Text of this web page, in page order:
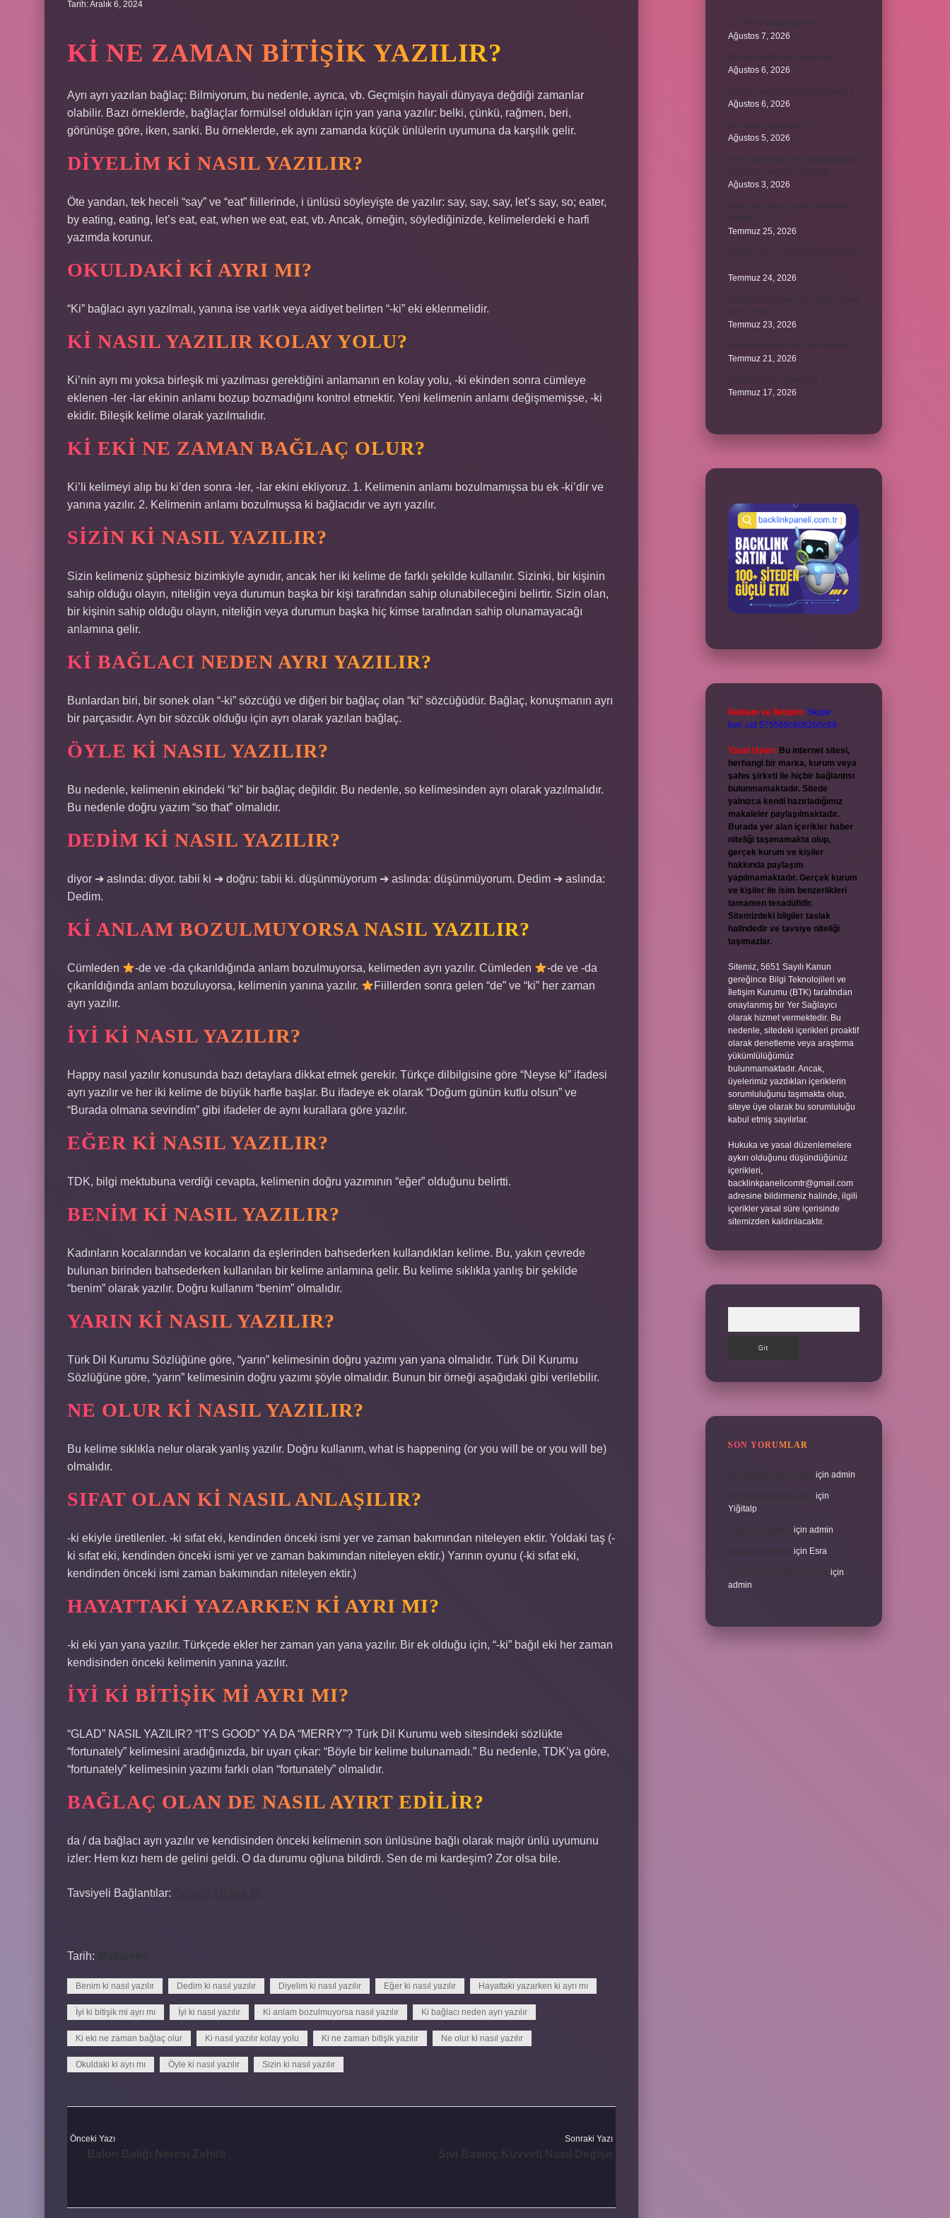
Tarih: Aralık 6, 2024
KI NE ZAMAN BITIŞIK YAZILIR?
Ayrı ayrı yazılan bağlaç: Bilmiyorum, bu nedenle, ayrıca, vb. Geçmişin hayali dünyaya değdiği zamanlar
olabilir. Bazı örneklerde, bağlaçlar formülsel oldukları için yan yana yazılır: belki, çünkü, rağmen, beri,
görünüşe göre, iken, sanki. Bu örneklerde, ek aynı zamanda küçük ünlülerin uyumuna da karşılık gelir.
DIYELIM KI NASIL YAZILIR?
Öte yandan, tek heceli “say” ve “eat” fiillerinde, i ünlüsü söyleyişte de yazılır: say, say, say, let’s say, so; eater,
by eating, eating, let’s eat, eat, when we eat, eat, vb. Ancak, örneğin, söylediğinizde, kelimelerdeki e harfi
yazımda korunur.
OKULDAKI KI AYRI MI?
“Ki” bağlacı ayrı yazılmalı, yanına ise varlık veya aidiyet belirten “-ki” eki eklenmelidir.
KI NASIL YAZILIR KOLAY YOLU?
Ki’nin ayrı mı yoksa birleşik mi yazılması gerektiğini anlamanın en kolay yolu, -ki ekinden sonra cümleye
eklenen -ler -lar ekinin anlamı bozup bozmadığını kontrol etmektir. Yeni kelimenin anlamı değişmemişse, -ki
ekidir. Bileşik kelime olarak yazılmalıdır.
KI EKI NE ZAMAN BAĞLAÇ OLUR?
Ki’li kelimeyi alıp bu ki’den sonra -ler, -lar ekini ekliyoruz. 1. Kelimenin anlamı bozulmamışsa bu ek -ki’dir ve
yanına yazılır. 2. Kelimenin anlamı bozulmuşsa ki bağlacıdır ve ayrı yazılır.
SIZIN KI NASIL YAZILIR?
Sizin kelimeniz şüphesiz bizimkiyle aynıdır, ancak her iki kelime de farklı şekilde kullanılır. Sizinki, bir kişinin
sahip olduğu olayın, niteliğin veya durumun başka bir kişi tarafından sahip olunabileceğini belirtir. Sizin olan,
bir kişinin sahip olduğu olayın, niteliğin veya durumun başka hiç kimse tarafından sahip olunamayacağı
anlamına gelir.
KI BAĞLACI NEDEN AYRI YAZILIR?
Bunlardan biri, bir sonek olan “-ki” sözcüğü ve diğeri bir bağlaç olan “ki” sözcüğüdür. Bağlaç, konuşmanın ayrı
bir parçasıdır. Ayrı bir sözcük olduğu için ayrı olarak yazılan bağlaç.
ÖYLE KI NASIL YAZILIR?
Bu nedenle, kelimenin ekindeki “ki” bir bağlaç değildir. Bu nedenle, so kelimesinden ayrı olarak yazılmalıdır.
Bu nedenle doğru yazım “so that” olmalıdır.
DEDIM KI NASIL YAZILIR?
diyor ➔ aslında: diyor. tabii ki ➔ doğru: tabii ki. düşünmüyorum ➔ aslında: düşünmüyorum. Dedim ➔ aslında:
Dedim.
KI ANLAM BOZULMUYORSA NASIL YAZILIR?
Cümleden -de ve -da çıkarıldığında anlam bozulmuyorsa, kelimeden ayrı yazılır. Cümleden
-de ve -da
çıkarıldığında anlam bozuluyorsa, kelimenin yanına yazılır.
Fiillerden sonra gelen “de” ve “ki” her zaman
ayrı yazılır.
İYI KI NASIL YAZILIR?
Happy nasıl yazılır konusunda bazı detaylara dikkat etmek gerekir. Türkçe dilbilgisine göre “Neyse ki” ifadesi
ayrı yazılır ve her iki kelime de büyük harfle başlar. Bu ifadeye ek olarak “Doğum günün kutlu olsun” ve
“Burada olmana sevindim” gibi ifadeler de aynı kurallara göre yazılır.
EĞER KI NASIL YAZILIR?
TDK, bilgi mektubuna verdiği cevapta, kelimenin doğru yazımının “eğer” olduğunu belirtti.
BENIM KI NASIL YAZILIR?
Kadınların kocalarından ve kocaların da eşlerinden bahsederken kullandıkları kelime. Bu, yakın çevrede
bulunan birinden bahsederken kullanılan bir kelime anlamına gelir. Bu kelime sıklıkla yanlış bir şekilde
“benim” olarak yazılır. Doğru kullanım “benim” olmalıdır.
YARIN KI NASIL YAZILIR?
Türk Dil Kurumu Sözlüğüne göre, “yarın” kelimesinin doğru yazımı yan yana olmalıdır. Türk Dil Kurumu
Sözlüğüne göre, “yarın” kelimesinin doğru yazımı şöyle olmalıdır. Bunun bir örneği aşağıdaki gibi verilebilir.
NE OLUR KI NASIL YAZILIR?
Bu kelime sıklıkla nelur olarak yanlış yazılır. Doğru kullanım, what is happening (or you will be or you will be)
olmalıdır.
SIFAT OLAN KI NASIL ANLAŞILIR?
-ki ekiyle üretilenler. -ki sıfat eki, kendinden önceki ismi yer ve zaman bakımından niteleyen ektir. Yoldaki taş (-
ki sıfat eki, kendinden önceki ismi yer ve zaman bakımından niteleyen ektir.) Yarının oyunu (-ki sıfat eki,
kendinden önceki ismi zaman bakımından niteleyen ektir.)
HAYATTAKI YAZARKEN KI AYRI MI?
-ki eki yan yana yazılır. Türkçede ekler her zaman yan yana yazılır. Bir ek olduğu için, “-ki” bağıl eki her zaman
kendisinden önceki kelimenin yanına yazılır.
İYI KI BITIŞIK MI AYRI MI?
“GLAD” NASIL YAZILIR? “IT’S GOOD” YA DA “MERRY”? Türk Dil Kurumu web sitesindeki sözlükte
“fortunately” kelimesini aradığınızda, bir uyarı çıkar: “Böyle bir kelime bulunamadı.” Bu nedenle, TDK’ya göre,
“fortunately” kelimesinin yazımı farklı olan “fortunately” olmalıdır.
BAĞLAÇ OLAN DE NASIL AYIRT EDILIR?
da / da bağlacı ayrı yazılır ve kendisinden önceki kelimenin son ünlüsüne bağlı olarak majör ünlü uyumunu
izler: Hem kızı hem de gelini geldi. O da durumu oğluna bildirdi. Sen de mi kardeşim? Zor olsa bile.
Tavsiyeli Bağlantılar: Cebeci Türkçe Mi
Tarih: Makaleler
Benim ki nasıl yazılır Dedim ki nasıl yazılır Diyelim ki nasıl yazılır Eğer ki nasıl yazılır Hayattaki yazarken ki ayrı mı
İyi ki bitişik mi ayrı mı İyi ki nasıl yazılır Ki anlam bozulmuyorsa nasıl yazılır Ki bağlacı neden ayrı yazılır
Ki eki ne zaman bağlaç olur Ki nasıl yazılır kolay yolu Ki ne zaman bitişik yazılır Ne olur ki nasıl yazılır
Okuldaki ki ayrı mı Öyle ki nasıl yazılır Sizin ki nasıl yazılır
Önceki Yazı Sonraki Yazı
LG TV AV sıfırlama nedir ?
Ağustos 7, 2026
Dizde lif yırtılması nasıl olur ?
Ağustos 6, 2026
Kumru yuvayı kaç günde yapar ?
Ağustos 6, 2026
Ağustos 5, 2026
Ağustos 3, 2026
Temmuz 25, 2026
Temmuz 24, 2026
Temmuz 23, 2026
Temmuz 21, 2026
Temmuz 17, 2026
Reklam ve İletişim: Skype:
live:.cid.575569c608265c69
Yasal Uyarı: Bu internet sitesi,
herhangi bir marka, kurum veya
şahıs şirketi ile hiçbir bağlantısı
bulunmamaktadır. Sitede
yalnızca kendi hazırladığımız
makaleler paylaşılmaktadır.
Burada yer alan içerikler haber
niteliği taşımamakta olup,
gerçek kurum ve kişiler
hakkında paylaşım
yapılmamaktadır. Gerçek kurum
ve kişiler ile isim benzerlikleri
tamamen tesadüfidir.
Sitemizdeki bilgiler taslak
halindedir ve tavsiye niteliği
taşımazlar.
Sitemiz, 5651 Sayılı Kanun
gereğince Bilgi Teknolojileri ve
İletişim Kurumu (BTK) tarafından
onaylanmış bir Yer Sağlayıcı
olarak hizmet vermektedir. Bu
nedenle, sitedeki içerikleri proaktif
olarak denetleme veya araştırma
yükümlülüğümüz
bulunmamaktadır. Ancak,
üyelerimiz yazdıkları içeriklerin
sorumluluğunu taşımakta olup,
siteye üye olarak bu sorumluluğu
kabul etmiş sayılırlar.
Hukuka ve yasal düzenlemelere
aykırı olduğunu düşündüğünüz
içerikleri,
backlinkpanelicomtr@gmail.com
adresine bildirmeniz halinde, ilgili
içerikler yasal süre içerisinde
sitemizden kaldırılacaktır.
SON YORUMLAR
için admin
için
Yiğitalp
için admin
için Esra
için
admin